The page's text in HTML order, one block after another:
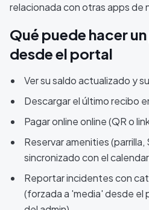
relacionada con otras apps de
Qué puede hacer
desde el portal
Ver su saldo actualizado y
Descargar el último recibo
Pagar online online (QR o
Reservar amenities (parrilla,
sincronizado con el
Reportar incidentes con
(forzada a 'media' desde el